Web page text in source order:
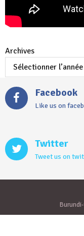
Archives
Facebook
Like us on
Twitter
Tweet us on